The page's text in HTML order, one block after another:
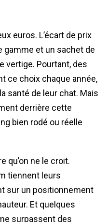
euros. L’écart de prix
gamme et un sachet de
vertige. Pourtant, des
ce choix chaque année,
santé de leur chat. Mais
derrière cette
bien rodé ou réelle
qu’on ne le croit.
tiennent leurs
sur un positionnement
Et quelques
surpassent des